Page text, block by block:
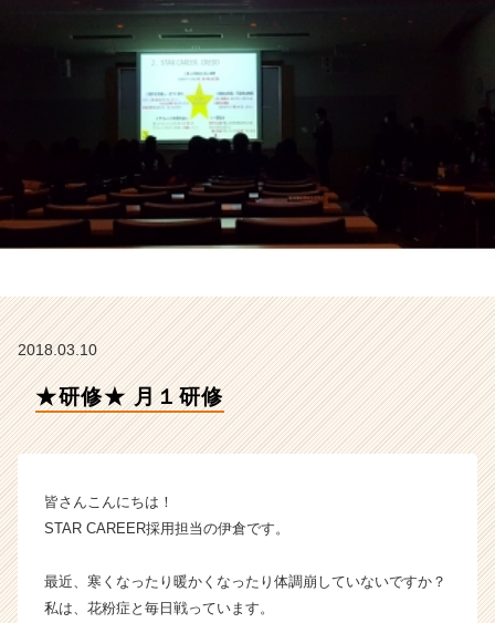
E
R
の
タ
イ
ム
ラ
ン】
|
ベ
チ
長
企
か
カ
ト
届
2018.03.10
★研修★ 月１研修
皆さんこんにちは！
STAR CAREER採用担当の伊倉です。
最近、寒くなったり暖かくなったり体調崩していないですか？
私は、花粉症と毎日戦っています。